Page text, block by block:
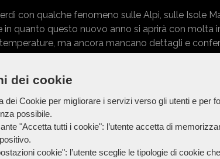
dei cookie
dei Cookie per migliorare i servizi verso gli utenti e per
possibile.
"Accetta tutti i cookie": l’utente accetta di
cookie": l’utente sceglie le tipologie di cookie che
con qualche fenomeno sulle Alpi, sulle Isole
quanto questo nuovo anno si aprirà con molta
ma ancora mancano dettagli e
a vedere: il cin-cin di Torino sarà in
nebbia e 2-3°C, a Firenze vivremo un brindisi
e 9°C a mezzanotte; infine, a Cagliari il cielo
sereni con 3 gradi a L’Aquila, 7°C a Bari, 10-11°C
l’anno più caldo della storia, poi vedremo cosa
questa estrema fase di
magari.